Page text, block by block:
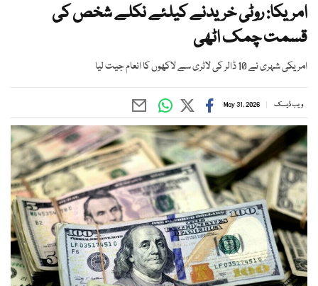
امریکا: روٹی خریدنے کیلئے نکلے شخص کی
قسمت چمک اٹھی
امریکی شہری نے 10 ڈالر کی لاٹری سے لاکھوں کا انعام جیت لیا
ویب ڈیسک May 31, 2026